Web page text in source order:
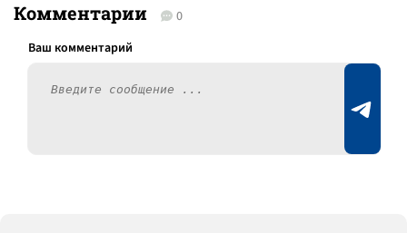
Комментарии 0